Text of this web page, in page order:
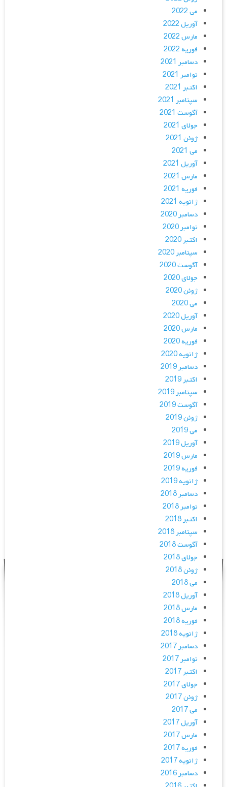
می 2022
آوریل 2022
مارس 2022
فوریه 2022
دسامبر 2021
نوامبر 2021
اکتبر 2021
سپتامبر 2021
آگوست 2021
جولای 2021
ژوئن 2021
می 2021
آوریل 2021
مارس 2021
فوریه 2021
ژانویه 2021
دسامبر 2020
نوامبر 2020
اکتبر 2020
سپتامبر 2020
آگوست 2020
جولای 2020
ژوئن 2020
می 2020
آوریل 2020
مارس 2020
فوریه 2020
ژانویه 2020
دسامبر 2019
اکتبر 2019
سپتامبر 2019
آگوست 2019
ژوئن 2019
می 2019
آوریل 2019
مارس 2019
فوریه 2019
ژانویه 2019
دسامبر 2018
نوامبر 2018
اکتبر 2018
سپتامبر 2018
آگوست 2018
جولای 2018
ژوئن 2018
می 2018
آوریل 2018
مارس 2018
فوریه 2018
ژانویه 2018
دسامبر 2017
نوامبر 2017
اکتبر 2017
جولای 2017
ژوئن 2017
می 2017
آوریل 2017
مارس 2017
فوریه 2017
ژانویه 2017
دسامبر 2016